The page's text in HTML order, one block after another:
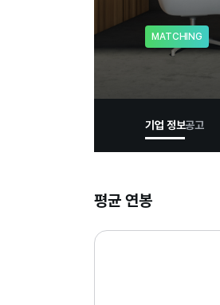
MATCHING
기업 정보공고
평균 연봉